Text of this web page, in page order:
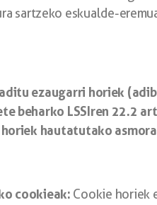
sartzeko eskualde-
ezaugarri horiek
beharko LSSIren 22.2
hautatutako
cookieak: Cookie horiek